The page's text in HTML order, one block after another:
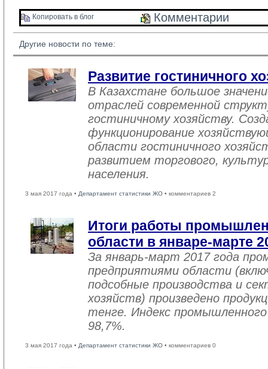
Копировать в блог Комментарии
Другие новости по теме:
Развитие гостиничного
В Казахстане большое
отраслей современной
гостиничному хозяйству.
функционирование
области гостиничного
развитием торгового,
населения.
3 мая 2017 года • Департамент статистики ЖО • комментариев 2
Итоги работы
области в январе-марте
За январь-март 2017 года
предприятиями области
подсобные производства и
хозяйств) произведено
тенге. Индекс
98,7%.
3 мая 2017 года • Департамент статистики ЖО • комментариев 0